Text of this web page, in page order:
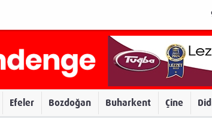
Efeler Bozdoğan Buharkent Çine